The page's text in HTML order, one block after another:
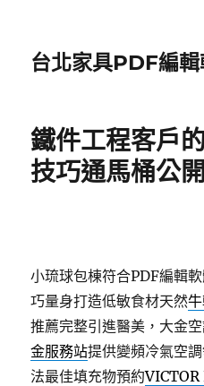
台北家具PDF編
鐵件工程客戶
技巧通馬桶公
小琉球包棟符合PDF編輯
巧量身打造低敏食材天然
推薦完整引進醫美，大金
金服務站提供變頻冷氣空
法最佳填充物預約